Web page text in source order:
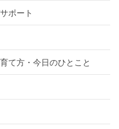
ポート
て方・今日のひとこと